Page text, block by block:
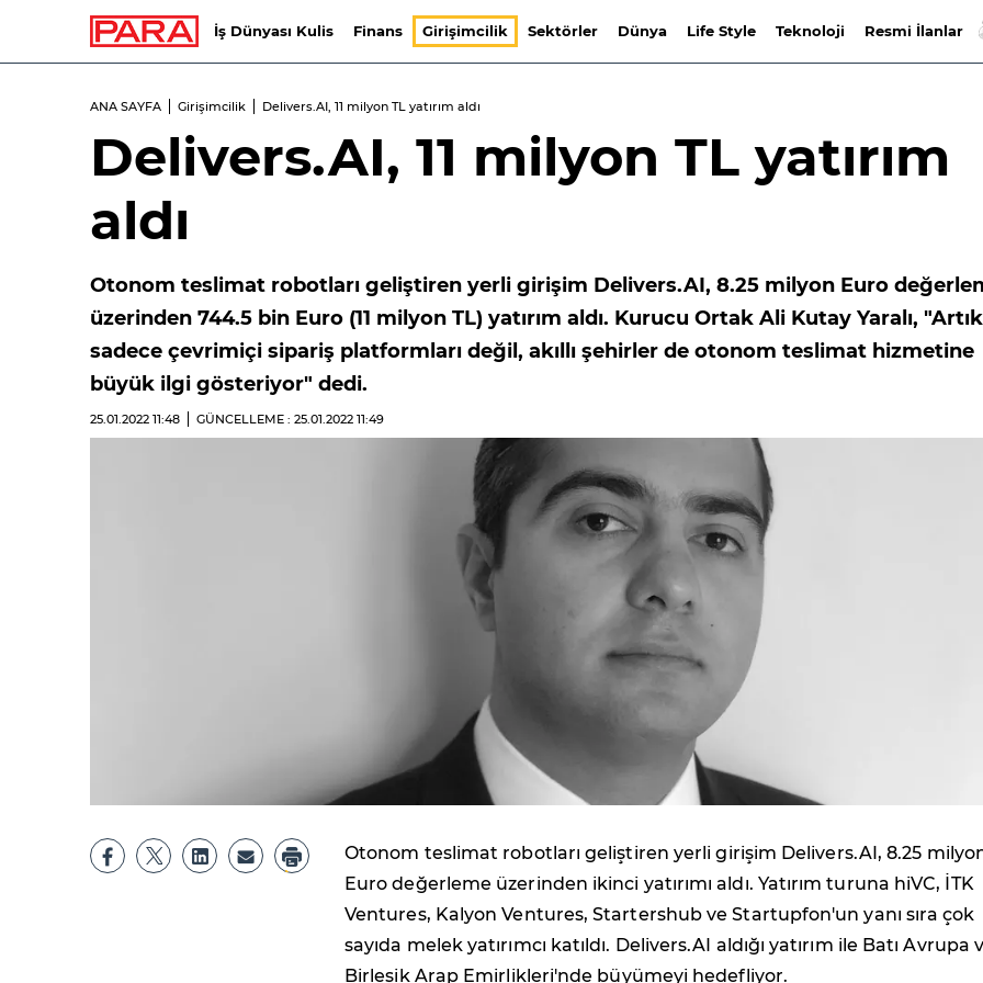
İş Dünyası Kulis Finans Girişimcilik Sektörler Dünya Life Style Teknoloji Resmi İlanlar
ANA SAYFA Girişimcilik Delivers.AI, 11 milyon TL yatırım aldı
Delivers.AI, 11 milyon TL yatırım
aldı
Otonom teslimat robotları geliştiren yerli girişim Delivers.AI, 8.25 milyon Euro
üzerinden 744.5 bin Euro (11 milyon TL) yatırım aldı. Kurucu Ortak Ali Kutay Yaralı, "Artık
sadece çevrimiçi sipariş platformları değil, akıllı şehirler de otonom teslimat hizmetine
büyük ilgi gösteriyor" dedi.
25.01.2022 11:48 GÜNCELLEME : 25.01.2022 11:49
Otonom teslimat robotları geliştiren yerli girişim Delivers.AI, 8.25
Euro değerleme üzerinden ikinci yatırımı aldı. Yatırım turuna hiVC, İTK
Ventures, Kalyon Ventures, Startershub ve Startupfon'un yanı sıra çok
sayıda melek yatırımcı katıldı. Delivers.AI aldığı yatırım ile Batı Avrupa
Birleşik Arap Emirlikleri'nde büyümeyi hedefliyor.